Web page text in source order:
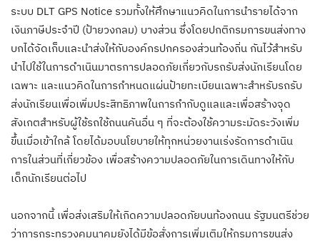
ระบบ DLT GPS Notice รวมทั้งให้ศึกษาแนวคิดในการนำรายได้จาก
เงินภาษีประจำปี (ป้ายวงกลม) บางส่วน ซึ่งโดยปกติกรมการขนส่งทาง
บกได้จัดเก็บและนำส่งให้กับองค์กรปกครองส่วนท้องถิ่น กันไว้สำหรับ
นำไปใช้ในการดำเนินมาตรการปลอดภัยเกี่ยวกับรถรับส่งนักเรียนโดย
เฉพาะ และแนวคิดในการกำหนดแผ่นป้ายทะเบียนเฉพาะสำหรับรถรับ
ส่งนักเรียนเพื่อเพิ่มประสิทธิภาพในการกำกับดูแลและเพื่อสร้างจุด
สังเกตสำหรับผู้ใช้รถใช้ถนนคันอื่น ๆ ที่จะต้องใช้ความระมัดระวังเพิ่ม
ขึ้นเมื่อเข้าใกล้ โดยได้มอบนโยบายให้ทุกหน่วยงานเร่งรัดการดำเนิน
การในส่วนที่เกี่ยวข้อง เพื่อสร้างความปลอดภัยในการเดินทางให้กับ
เด็กนักเรียนต่อไป
นอกจากนี้ เพื่อส่งเสริมให้เกิดความปลอดภัยบนท้องถนน รัฐมนตรีช่วย
ว่าการกระทรวงคมนาคมยังได้มีข้อสั่งการเพิ่มเติมให้กรมการขนส่ง